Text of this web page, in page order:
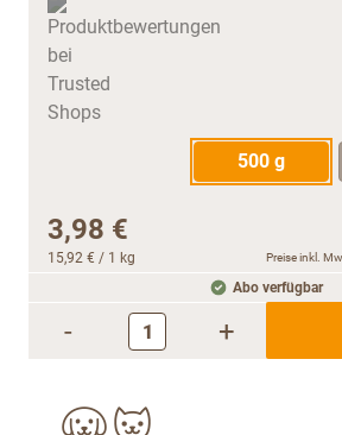
500 g
3,98 €
15,92 € / 1 kg Preise inkl.
Abo verfügbar
- +